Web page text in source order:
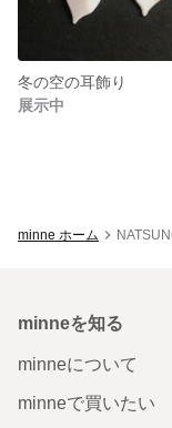
冬の空の耳飾り
展示中
minne ホーム
minneを知る
minneについて
minneで買いたい